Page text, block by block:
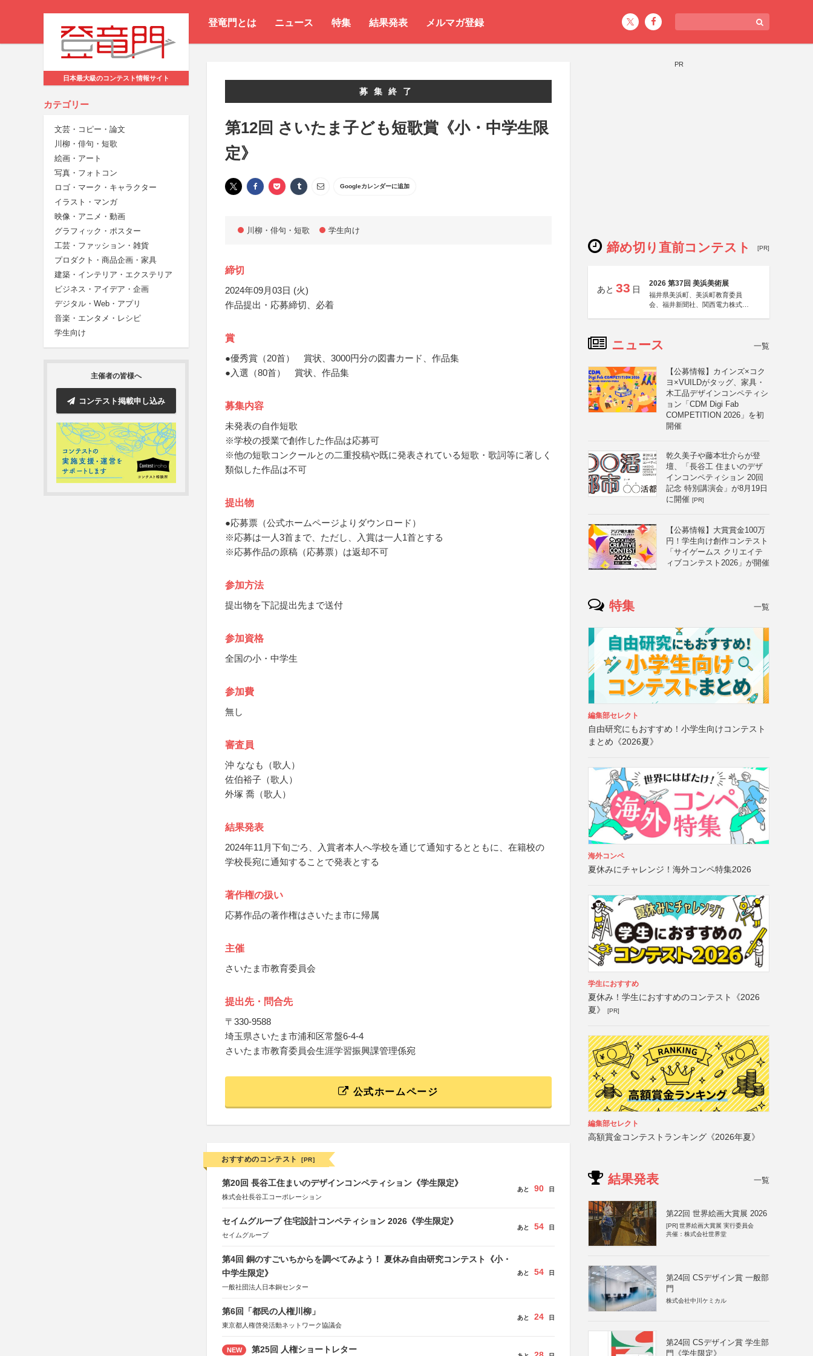
登竜門とは ニュース 特集 結果発表 メルマガ登録
日本最大級のコンテスト情報サイト
カテゴリー
文芸・コピー・論文
川柳・俳句・短歌
絵画・アート
写真・フォトコン
ロゴ・マーク・キャラクター
イラスト・マンガ
映像・アニメ・動画
グラフィック・ポスター
工芸・ファッション・雑貨
プロダクト・商品企画・家具
建築・インテリア・エクステリア
ビジネス・アイデア・企画
デジタル・Web・アプリ
音楽・エンタメ・レシピ
学生向け
主催者の皆様へ
コンテスト掲載申し込み
募集終了
第12回 さいたま子ども短歌賞《小・中学生限
定》
Googleカレンダーに追加
川柳・俳句・短歌 学生向け
締切
2024年09月03日 (火)
作品提出・応募締切、必着
賞
●優秀賞（20首） 賞状、3000円分の図書カード、作品集
●入選（80首） 賞状、作品集
募集内容
未発表の自作短歌
※学校の授業で創作した作品は応募可
※他の短歌コンクールとの二重投稿や既に発表されている短歌・歌詞等に著しく
類似した作品は不可
提出物
●応募票（公式ホームページよりダウンロード）
※応募は一人3首まで、ただし、入賞は一人1首とする
※応募作品の原稿（応募票）は返却不可
参加方法
提出物を下記提出先まで送付
参加資格
全国の小・中学生
参加費
無し
審査員
沖 ななも（歌人）
佐伯裕子（歌人）
外塚 喬（歌人）
結果発表
2024年11月下旬ごろ、入賞者本人へ学校を通じて通知するとともに、在籍校の
学校長宛に通知することで発表とする
著作権の扱い
応募作品の著作権はさいたま市に帰属
主催
さいたま市教育委員会
提出先・問合先
〒330‐9588
埼玉県さいたま市浦和区常盤6‐4‐4
さいたま市教育委員会生涯学習振興課管理係宛
公式ホームページ
おすすめのコンテスト [PR]
第20回 長谷工住まいのデザインコンペティション《学生限定》
株式会社長谷工コーポレーション
あと 90 日
セイムグループ 住宅設計コンペティション 2026《学生限定》
セイムグループ
あと 54 日
第4回 銅のすごいちからを調べてみよう！ 夏休み自由研究コンテスト《小・
中学生限定》
一般社団法人日本銅センター
あと 54 日
第6回「都民の人権川柳」
東京都人権啓発活動ネットワーク協議会
あと 24 日
NEW 第25回 人権ショートレター
PR
締め切り直前コンテスト [PR]
あと 33 日
2026 第37回 美浜美術展
福井県美浜町、美浜町教育委員
会、福井新聞社、関西電力株式会
ニュース 一覧
【公募情報】カインズ×コク
ヨ×VUILDがタッグ、家具・
木工品デザインコンペティシ
ョン「CDM Digi Fab
COMPETITION 2026」を初
開催
乾久美子や藤本壮介らが登
壇、「長谷工 住まいのデザ
インコンペティション 20回
記念 特別講演会」が8月19日
に開催 [PR]
【公募情報】大賞賞金100万
円！学生向け創作コンテスト
「サイゲームス クリエイテ
ィブコンテスト2026」が開催
特集 一覧
編集部セレクト
自由研究にもおすすめ！小学生向けコンテスト
まとめ《2026夏》
海外コンペ
夏休みにチャレンジ！海外コンペ特集2026
学生におすすめ
夏休み！学生におすすめのコンテスト《2026
夏》
[PR]
編集部セレクト
高額賞金コンテストランキング《2026年夏》
結果発表 一覧
第22回 世界絵画大賞展 2026
[PR] 世界絵画大賞展 実行委員会
共催：株式会社世界堂
第24回 CSデザイン賞 一般部
門
株式会社中川ケミカル
第24回 CSデザイン賞 学生部
門《学生限定》